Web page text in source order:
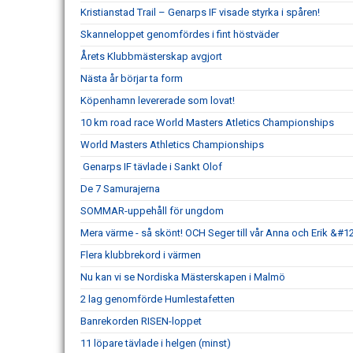
Kristianstad Trail – Genarps IF visade styrka i spåren!
Skanneloppet genomfördes i fint höstväder
Årets Klubbmästerskap avgjort
Nästa år börjar ta form
Köpenhamn levererade som lovat!
10 km road race World Masters Atletics Championships
World Masters Athletics Championships
Genarps IF tävlade i Sankt Olof
De 7 Samurajerna
SOMMAR-uppehåll för ungdom
Mera värme - så skönt! OCH Seger till vår Anna och Erik
Flera klubbrekord i värmen
Nu kan vi se Nordiska Mästerskapen i Malmö
2 lag genomförde Humlestafetten
Banrekorden RISEN-loppet
11 löpare tävlade i helgen (minst)